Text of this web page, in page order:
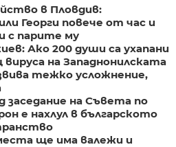
в Пловдив:
Георги повече от час и
с парите му
Ако 200 души са ухапани
на Западнонилската
тежко усложнение,
заседание на Съвета по
е нахлул в българското
ще има валежи и